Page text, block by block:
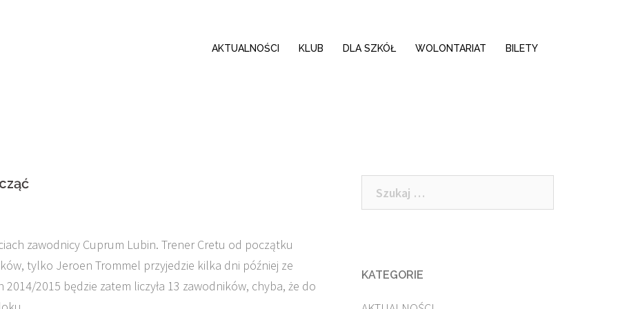
AKTUALNOŚCI KLUB DLA SZKÓŁ WOLONTARIAT BILETY
zawodnicy Cuprum Lubin. Trener Cretu od początku
tylko Jeroen Trommel przyjedzie kilka dni później ze
2015 będzie zatem liczyła 13 zawodników, chyba, że do
Szukaj:
KATEGORIE